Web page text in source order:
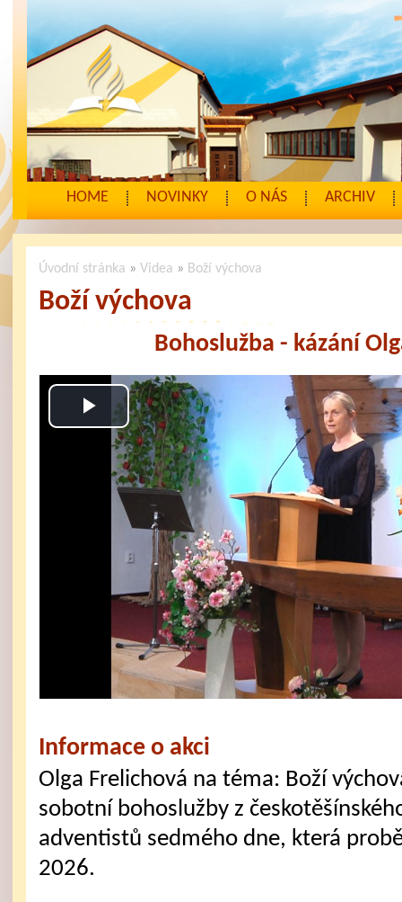
HOME NOVINKY O NÁS ARCHIV
Úvodní stránka » Videa » Boží výchova
Boží výchova
Bohoslužba - kázání
Play
Video
Informace o akci
Olga Frelichová na téma: Boží
sobotní bohoslužby z
adventistů sedmého dne, která
2026.